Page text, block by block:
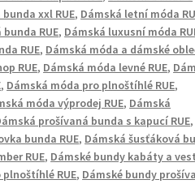
xxl RUE, Dámská letní móda
RUE, Dámská luxusní móda
RUE, Dámská móda a dámské
RUE, Dámská móda levné RUE,
, Dámská móda pro plnoštíhlé RUE,
móda výprodej RUE, Dámská
prošívaná bunda s kapucí RUE,
bunda RUE, Dámská šusťáková
RUE, Dámské bundy kabáty a
RUE, Dámské bundy